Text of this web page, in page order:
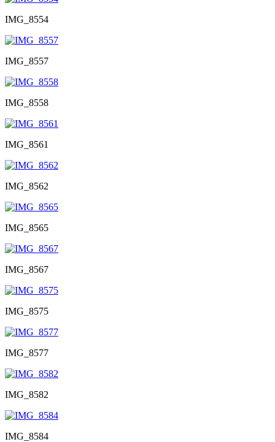
IMG_8554
IMG_8557
IMG_8558
IMG_8561
IMG_8562
IMG_8565
IMG_8567
IMG_8575
IMG_8577
IMG_8582
IMG_8584